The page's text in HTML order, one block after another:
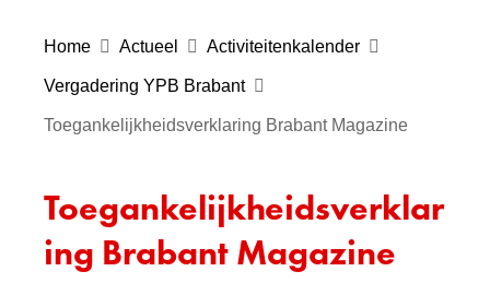
Home Actueel Activiteitenkalender
Vergadering YPB Brabant
Toegankelijkheidsverklaring Brabant Magazine
Toegankelijkheidsverklar
ing Brabant Magazine